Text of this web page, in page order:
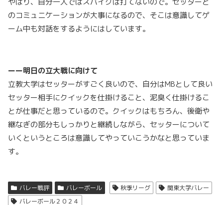
のコミュニケーションが大事になるので、そこは意識してゲ
ーム中も対話をするようにはしています。
ーー明日の立大戦に向けて
立教大学はセッターがすごく良いので、自分はMBとして良い
セッター相手にクイックを仕掛けること、泥臭く仕掛けるこ
とが仕事だと思っているので。クイックはもちろん、後衛や
継なぎの部分もしっかりと継続しながら、セッターについて
いくというところは意識してやっていこうかなと思っていま
す。
バレー戦評 バレーボール 秋季リーグ
関東大学バレー
バレーボール２０２４